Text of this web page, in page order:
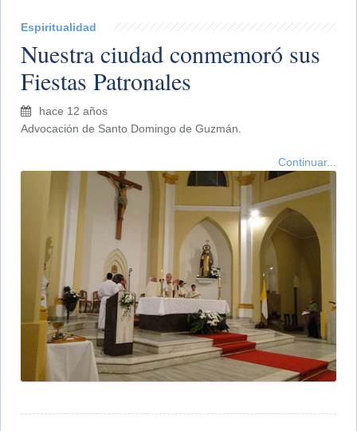
Espiritualidad
Nuestra ciudad conmemoró sus
Fiestas Patronales
hace 12 años
Advocación de Santo Domingo de Guzmán.
Continuar...